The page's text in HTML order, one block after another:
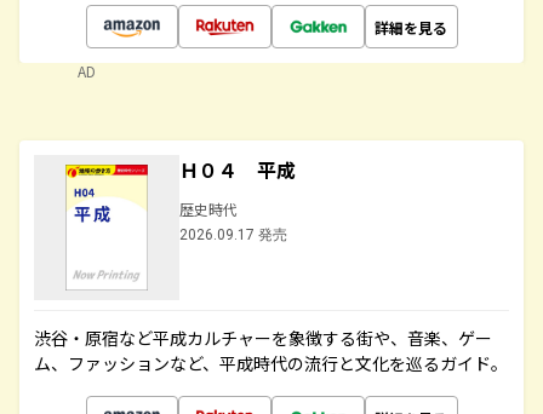
詳細を見る
AD
Ｈ０４ 平成
歴史時代
2026.09.17 発売
渋谷・原宿など平成カルチャーを象徴する街や、音楽、ゲー
ム、ファッションなど、平成時代の流行と文化を巡るガイド。